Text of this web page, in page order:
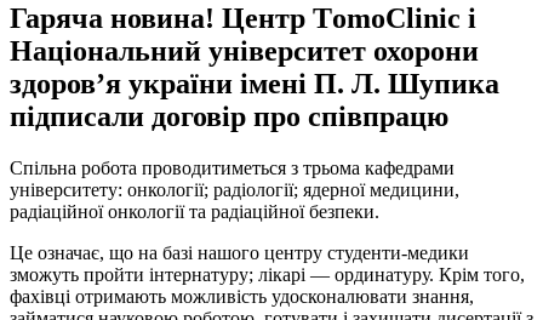
Гаряча новина! Центр ТomoСlinic і
Національний університет охорони
здоров’я україни імені П. Л. Шупика
підписали договір про співпрацю
Спільна робота проводитиметься з трьома кафедрами
університету: онкології; радіології; ядерної медицини,
радіаційної онкології та радіаційної безпеки.
Це означає, що на базі нашого центру студенти-медики
зможуть пройти інтернатуру; лікарі — ординатуру. Крім того,
фахівці отримають можливість удосконалювати знання,